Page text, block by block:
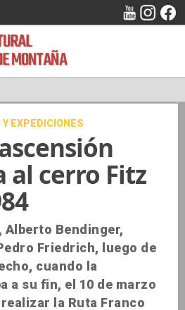
MONTAÑA
EXPEDICIONES
cerro Fitz
Alberto Bendinger,
Friedrich, luego de
cuando la
a su fin, el 10 de marzo
la Ruta Franco